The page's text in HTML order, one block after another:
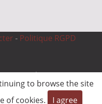
- Politique RGPD
reserved.
to browse the site
of cookies.
I agree